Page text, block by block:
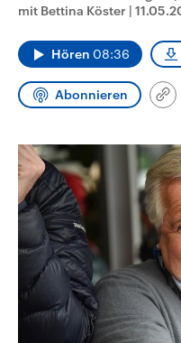
und Kandidaten der
Wahl.
mit Bettina Köster |
Hören 08:36
Abonnieren